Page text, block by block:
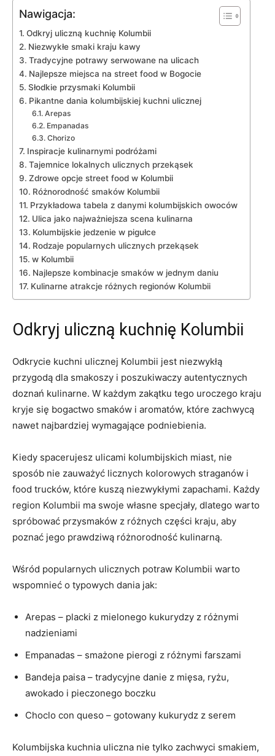
Nawigacja:
Odkryj uliczną kuchnię⁣ Kolumbii
Niezwykłe​ smaki kraju‍ kawy
Tradycyjne potrawy serwowane na ulicach
Najlepsze miejsca na‍ street food w Bogocie
Słodkie przysmaki Kolumbii
Pikantne dania kolumbijskiej kuchni​ ulicznej
Arepas
Empanadas
Chorizo
Inspiracje kulinarnymi⁤ podróżami
Tajemnice lokalnych ulicznych przekąsek
Zdrowe opcje street food w Kolumbii
Różnorodność smaków Kolumbii
Przykładowa tabela z danymi kolumbijskich owoców
Ulica jako najważniejsza scena kulinarna
Kolumbijskie⁣ jedzenie w pigułce
Rodzaje popularnych ulicznych przekąsek
‍w Kolumbii
Najlepsze kombinacje smaków w jednym daniu
Kulinarne⁤ atrakcje różnych regionów Kolumbii
Odkryj uliczną kuchnię⁣ Kolumbii
Odkrycie kuchni ulicznej Kolumbii jest niezwykłą
przygodą dla smakoszy i poszukiwaczy ‍autentycznych
doznań kulinarne. W każdym zakątku tego uroczego⁤ kraju
kryje⁣ się bogactwo ‌smaków i aromatów, które zachwycą
nawet najbardziej ⁣wymagające podniebienia.
Kiedy spacerujesz ulicami‍ kolumbijskich⁤ miast, nie
sposób nie zauważyć‌ licznych kolorowych straganów i
food trucków, które kuszą niezwykłymi zapachami. Każdy
region Kolumbii ma⁢ swoje własne specjały, dlatego⁣ warto
spróbować przysmaków z różnych części ‌kraju, aby
poznać​ jego prawdziwą różnorodność kulinarną.
Wśród popularnych ulicznych ‍potraw Kolumbii warto
wspomnieć o typowych dania jak:
Arepas – placki z mielonego kukurydzy z różnymi
nadzieniami
Empanadas – smażone pierogi z różnymi farszami
Bandeja paisa – tradycyjne danie z mięsa, ryżu,
⁤awokado i​ pieczonego boczku
Choclo con queso – gotowany‍ kukurydz z ‌serem
Kolumbijska kuchnia uliczna nie tylko zachwyci smakiem,